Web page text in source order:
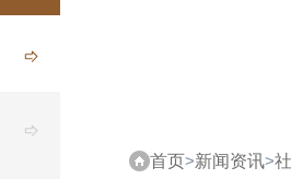
首页>新闻资讯>